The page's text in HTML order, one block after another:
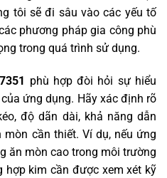
tôi sẽ đi sâu vào các yếu tố
phương pháp gia công phù
trong quá trình sử dụng.
phù hợp đòi hỏi sự hiểu
ứng dụng. Hãy xác định rõ
độ dãn dài, khả năng dẫn
cần thiết. Ví dụ, nếu ứng
ăn mòn cao trong môi trường
hợp kim cần được xem xét kỹ